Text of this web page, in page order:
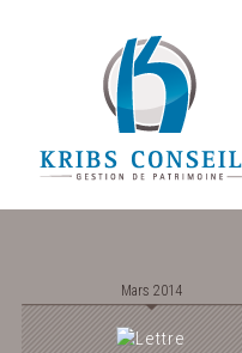
Mars 2014